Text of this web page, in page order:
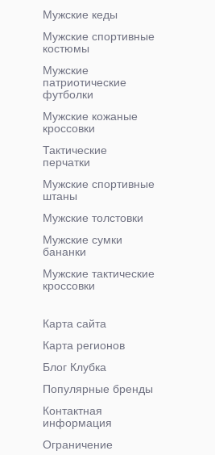
Мужские кеды
Мужские спортивные
костюмы
Мужские
патриотические
футболки
Мужские кожаные
кроссовки
Тактические
перчатки
Мужские спортивные
штаны
Мужские толстовки
Мужские сумки
бананки
Мужские тактические
кроссовки
Карта сайта
Карта регионов
Блог Клубка
Популярные бренды
Контактная
информация
Ограничение